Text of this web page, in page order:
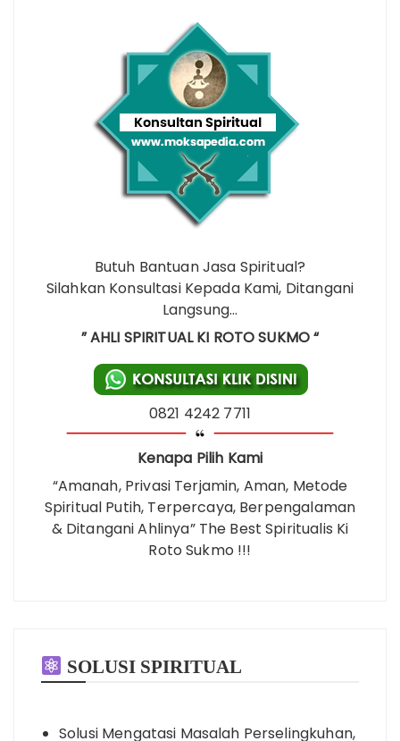
Butuh Bantuan Jasa Spiritual?
Silahkan Konsultasi Kepada Kami, Ditangani
Langsung…
” AHLI SPIRITUAL KI ROTO SUKMO “
0821 4242 7711
Kenapa Pilih Kami
“Amanah, Privasi Terjamin, Aman, Metode
Spiritual Putih, Terpercaya, Berpengalaman
& Ditangani Ahlinya” The Best Spiritualis Ki
Roto Sukmo !!!
SOLUSI SPIRITUAL
Solusi Mengatasi Masalah Perselingkuhan,